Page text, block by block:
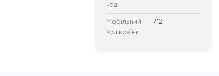
код
Мобільний
код країни
712